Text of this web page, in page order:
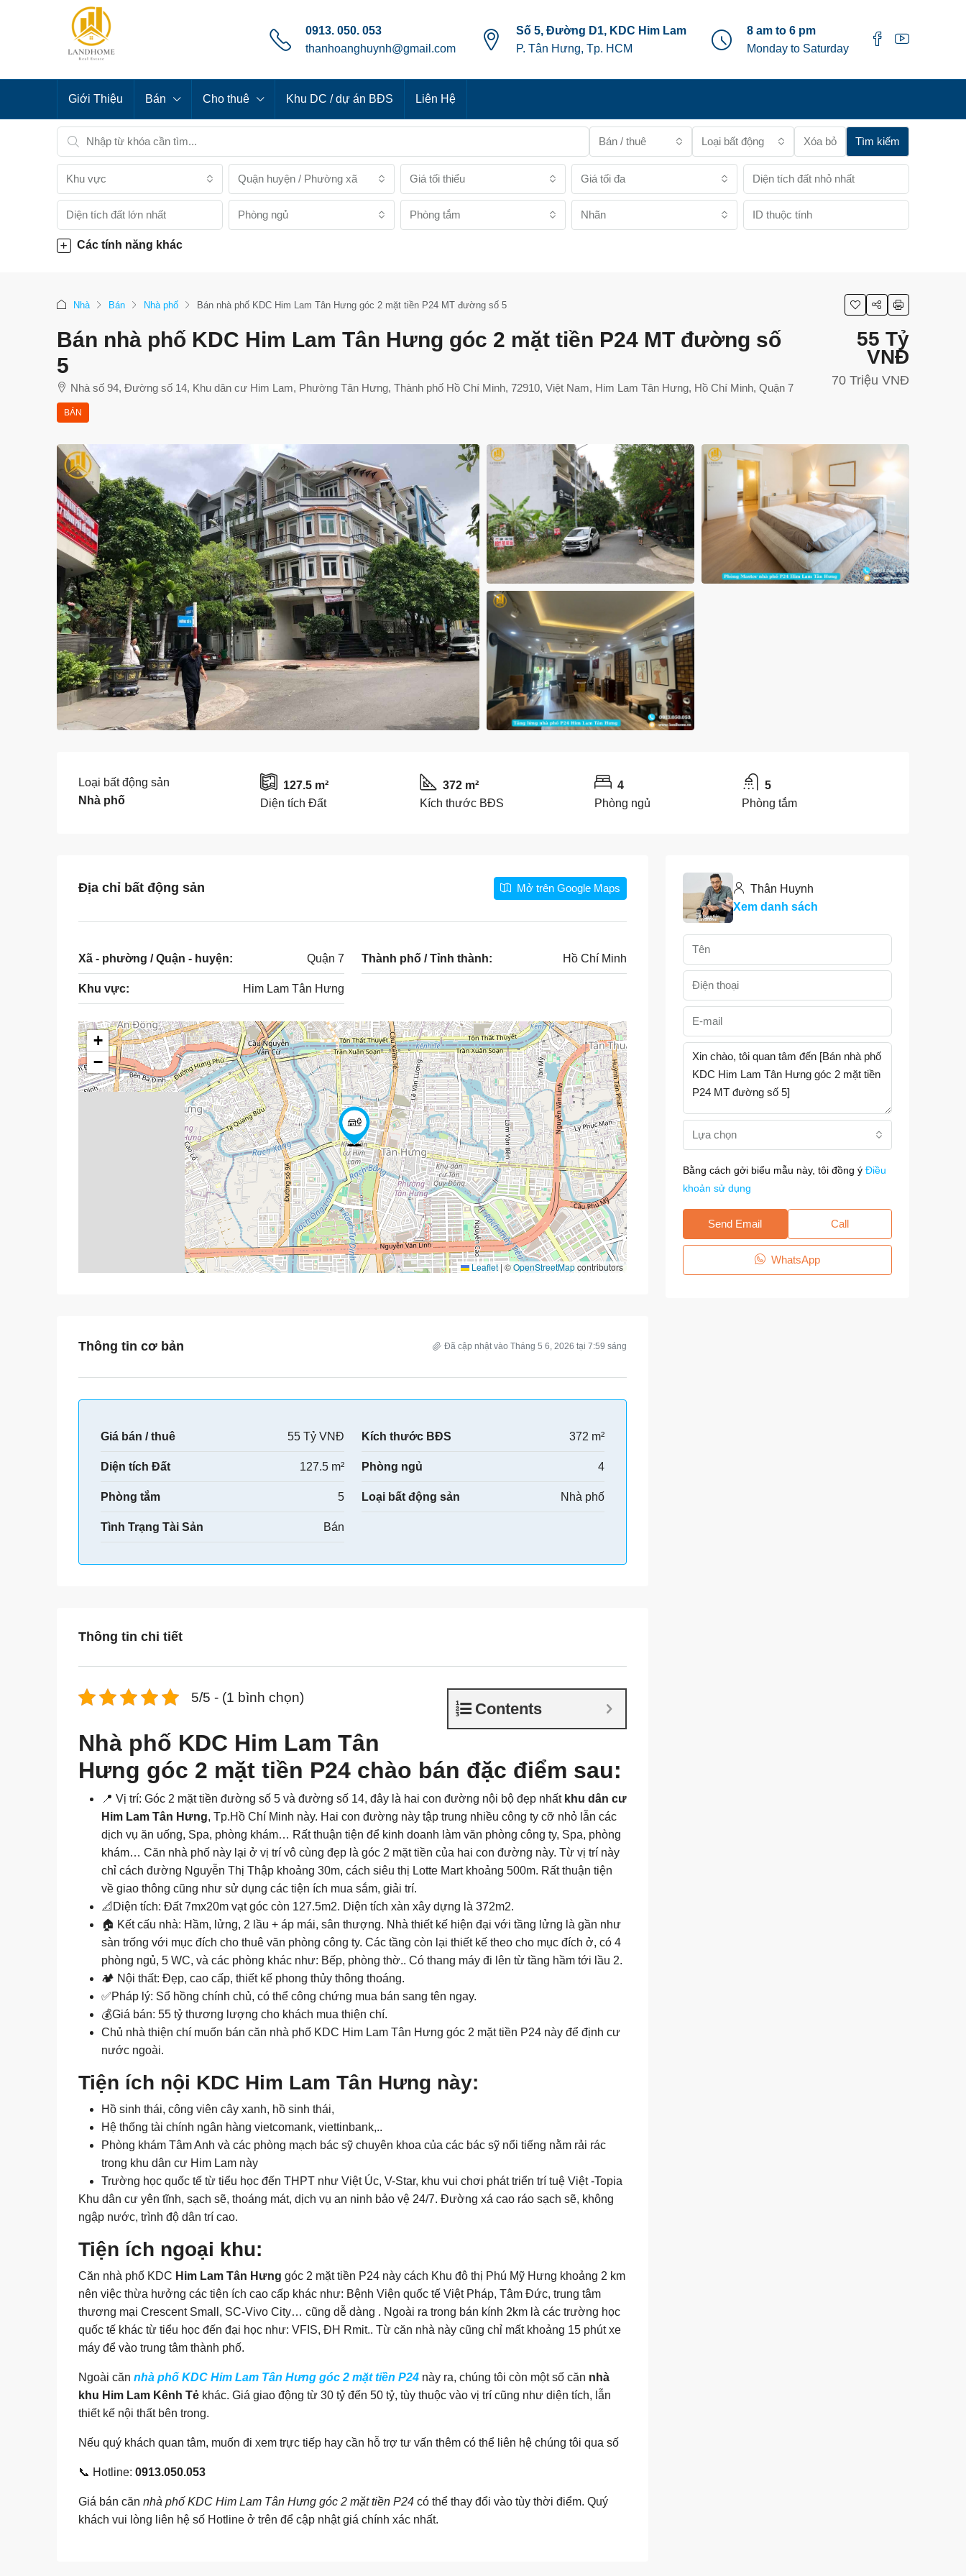
0913. 050. 053
thanhoanghuynh@gmail.com
Số 5, Đường D1, KDC Him Lam
P. Tân Hưng, Tp. HCM
8 am to 6 pm
Monday to Saturday
Giới Thiệu Bán Cho thuê Khu DC / dự án BĐS Liên Hệ
Bán / thuê Loại bất động sản Xóa bỏ Tìm kiếm
Khu vực Quận huyện / Phường xã Giá tối thiểu Giá tối đa
Phòng ngủ Phòng tắm Nhãn
Các tính năng khác
Nhà Bán Nhà phố Bán nhà phố KDC Him Lam Tân Hưng góc 2 mặt tiền P24 MT đường số 5
Bán nhà phố KDC Him Lam Tân Hưng góc 2 mặt tiền P24 MT đường số
5
Nhà số 94, Đường số 14, Khu dân cư Him Lam, Phường Tân Hưng, Thành phố Hồ Chí Minh, 72910, Việt Nam, Him Lam Tân Hưng, Hồ Chí Minh, Quận 7
BÁN
55 Tỷ
VNĐ
70 Triệu VNĐ
Loại bất động sản
Nhà phố
127.5 m²
Diện tích Đất
372 m²
Kích thước BĐS
4
Phòng ngủ
5
Phòng tắm
Địa chỉ bất động sản Mở trên Google Maps
Xã - phường / Quận - huyện: Quận 7 Thành phố / Tỉnh thành: Hồ Chí Minh
Khu vực: Him Lam Tân Hưng
+
−
Leaflet | ©OpenStreetMapcontributors
Thông tin cơ bản Đã cập nhật vào Tháng 5 6, 2026 tại 7:59 sáng
Giá bán / thuê 55 Tỷ VNĐ Kích thước BĐS 372 m²
Diện tích Đất 127.5 m² Phòng ngủ 4
Phòng tắm 5 Loại bất động sản Nhà phố
Tình Trạng Tài Sản Bán
Thông tin chi tiết
Contents
5/5 - (1 bình chọn)
Nhà phố KDC Him Lam Tân
Hưng góc 2 mặt tiền P24 chào bán đặc điểm sau:
📍 Vị trí: Góc 2 mặt tiền đường số 5 và đường số 14, đây là hai con đường nội bộ đẹp nhất khu dân cư
Him Lam Tân Hưng, Tp.Hồ Chí Minh này. Hai con đường này tập trung nhiều công ty cỡ nhỏ lẫn các
dịch vụ ăn uống, Spa, phòng khám… Rất thuận tiện để kinh doanh làm văn phòng công ty, Spa, phòng
khám… Căn nhà phố này lại ở vị trí vô cùng đẹp là góc 2 mặt tiền của hai con đường này. Từ vị trí này
chỉ cách đường Nguyễn Thị Thập khoảng 30m, cách siêu thị Lotte Mart khoảng 500m. Rất thuận tiện
về giao thông cũng như sử dụng các tiện ích mua sắm, giải trí.
📐Diện tích: Đất 7mx20m vạt góc còn 127.5m2. Diện tích xàn xây dựng là 372m2.
🏠 Kết cấu nhà: Hầm, lửng, 2 lầu + áp mái, sân thượng. Nhà thiết kế hiện đại với tầng lửng là gần như
sàn trống với mục đích cho thuê văn phòng công ty. Các tầng còn lại thiết kế theo cho mục đích ở, có 4
phòng ngủ, 5 WC, và các phòng khác như: Bếp, phòng thờ.. Có thang máy đi lên từ tầng hầm tới lầu 2.
🏕 Nội thất: Đẹp, cao cấp, thiết kế phong thủy thông thoáng.
✅Pháp lý: Sổ hồng chính chủ, có thể công chứng mua bán sang tên ngay.
💰Giá bán: 55 tỷ thương lượng cho khách mua thiện chí.
Chủ nhà thiện chí muốn bán căn nhà phố KDC Him Lam Tân Hưng góc 2 mặt tiền P24 này để định cư
nước ngoài.
Tiện ích nội KDC Him Lam Tân Hưng này:
Hồ sinh thái, công viên cây xanh, hồ sinh thái,
Hệ thống tài chính ngân hàng vietcomank, viettinbank,..
Phòng khám Tâm Anh và các phòng mạch bác sỹ chuyên khoa của các bác sỹ nổi tiếng nằm rải rác
trong khu dân cư Him Lam này
Trường học quốc tế từ tiểu học đến THPT như Việt Úc, V-Star, khu vui chơi phát triển trí tuệ Việt -Topia
Khu dân cư yên tĩnh, sạch sẽ, thoáng mát, dịch vụ an ninh bảo vệ 24/7. Đường xá cao ráo sạch sẽ, không
ngập nước, trình độ dân trí cao.
Tiện ích ngoại khu:
Căn nhà phố KDC Him Lam Tân Hưng góc 2 mặt tiền P24 này cách Khu đô thị Phú Mỹ Hưng khoảng 2 km
nên việc thừa hưởng các tiện ích cao cấp khác như: Bệnh Viện quốc tế Việt Pháp, Tâm Đức, trung tâm
thương mại Crescent Small, SC-Vivo City… cũng dễ dàng . Ngoài ra trong bán kính 2km là các trường học
quốc tế khác từ tiểu học đến đại học như: VFIS, ĐH Rmit.. Từ căn nhà này cũng chỉ mất khoảng 15 phút xe
máy để vào trung tâm thành phố.
Ngoài căn nhà phố KDC Him Lam Tân Hưng góc 2 mặt tiền P24 này ra, chúng tôi còn một số căn nhà
khu Him Lam Kênh Tẻ khác. Giá giao động từ 30 tỷ đến 50 tỷ, tùy thuộc vào vị trí cũng như diện tích, lẫn
thiết kế nội thất bên trong.
Nếu quý khách quan tâm, muốn đi xem trực tiếp hay cần hỗ trợ tư vấn thêm có thể liên hệ chúng tôi qua số
📞 Hotline: 0913.050.053
Giá bán căn nhà phố KDC Him Lam Tân Hưng góc 2 mặt tiền P24 có thể thay đổi vào tùy thời điểm. Quý
khách vui lòng liên hệ số Hotline ở trên để cập nhật giá chính xác nhất.
Thân Huynh
Xem danh sách
Lựa chọn
Bằng cách gởi biểu mẫu này, tôi đồng ý Điều
khoản sử dụng
Send Email Call
WhatsApp